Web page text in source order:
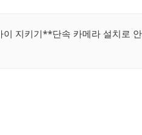
지키기**단속 카메라 설치로